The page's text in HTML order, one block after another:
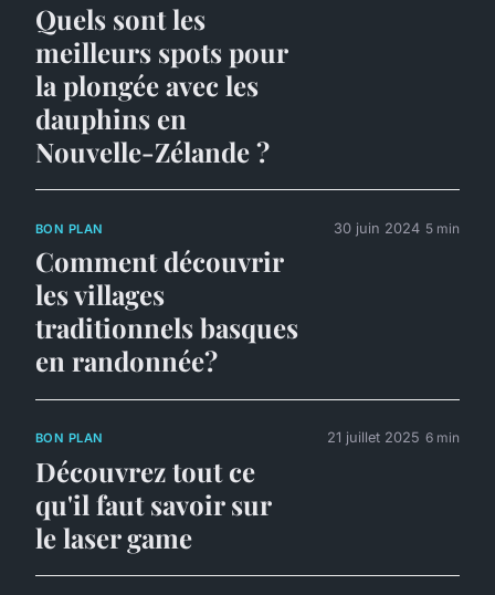
Quels sont les
meilleurs spots pour
la plongée avec les
dauphins en
Nouvelle-Zélande ?
BON PLAN
Comment découvrir
les villages
traditionnels basques
en randonnée?
30 juin 2024 5 min
BON PLAN
Découvrez tout ce
qu'il faut savoir sur
le laser game
21 juillet 2025 6 min